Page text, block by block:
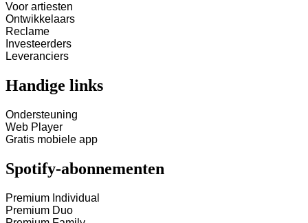
Voor artiesten
Ontwikkelaars
Reclame
Investeerders
Leveranciers
Handige links
Ondersteuning
Web Player
Gratis mobiele app
Spotify-abonnementen
Premium Individual
Premium Duo